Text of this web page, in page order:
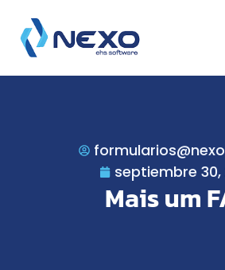
septiembre 30,
Mais um